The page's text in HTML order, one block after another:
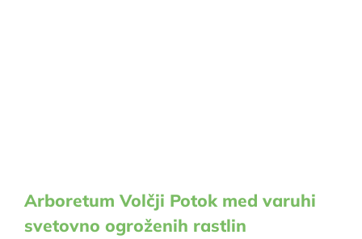
Arboretum Volčji Potok med varuhi
svetovno ogroženih rastlin